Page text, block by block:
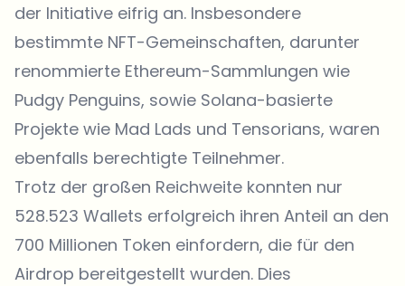
der Initiative eifrig an. Insbesondere
bestimmte NFT-Gemeinschaften, darunter
renommierte Ethereum-Sammlungen wie
Pudgy Penguins, sowie Solana-basierte
Projekte wie Mad Lads und Tensorians, waren
ebenfalls berechtigte Teilnehmer.
Trotz der großen Reichweite konnten nur
528.523 Wallets erfolgreich ihren Anteil an den
700 Millionen Token einfordern, die für den
Airdrop bereitgestellt wurden. Dies